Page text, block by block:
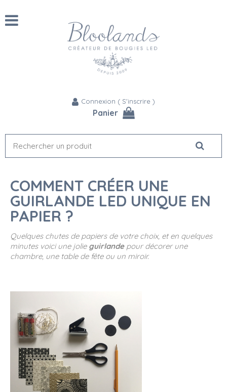
Connexion ( S'inscrire )
Panier
COMMENT CRÉER UNE
GUIRLANDE LED UNIQUE EN
PAPIER ?
Quelques chutes de papiers de votre choix, et en quelques
minutes voici une jolie guirlandepour décorer une
chambre, une table de fête ou un miroir.